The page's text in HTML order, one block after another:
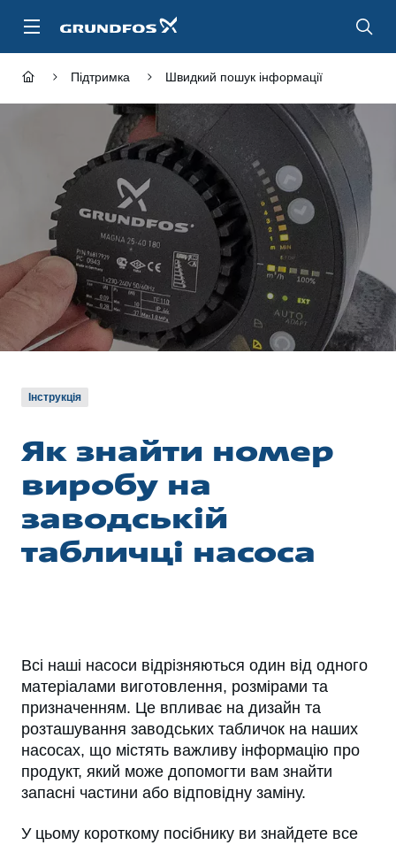
Підтримка Швидкий пошук інформації
Інструкція
Як знайти номер
виробу на
заводській
табличці насоса
Всі наші насоси відрізняються один від одного
матеріалами виготовлення, розмірами та
призначенням. Це впливає на дизайн та
розташування заводських табличок на наших
насосах, що містять важливу інформацію про
продукт, який може допомогти вам знайти
запасні частини або відповідну заміну.
У цьому короткому посібнику ви знайдете все